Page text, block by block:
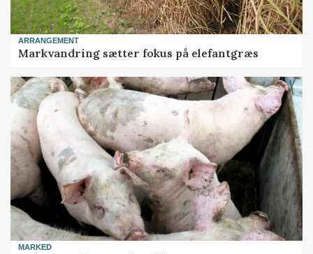
ARRANGEMENT
Markvandring sætter fokus på elefantgræs
MARKED